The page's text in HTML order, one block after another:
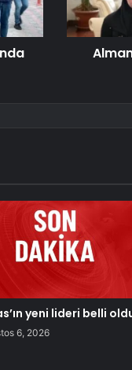
yeni lideri belli
6, 2026